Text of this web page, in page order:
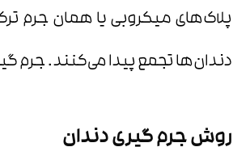
پلاک‌های میکروبی یا همان جرم
دندان‌ها تجمع پیدا می‌کنند. جرم
روش جرم گیری دندان